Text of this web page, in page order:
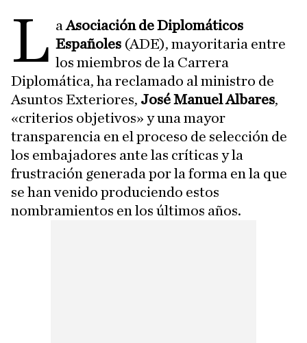
L aAsociación de Diplomáticos
Españoles (ADE), mayoritaria entre
los miembros de la Carrera
Diplomática, ha reclamado al ministro de
Asuntos Exteriores, José Manuel Albares,
«criterios objetivos» y una mayor
transparencia en el proceso de selección de
los embajadores ante las críticas y la
frustración generada por la forma en la que
se han venido produciendo estos
nombramientos en los últimos años.